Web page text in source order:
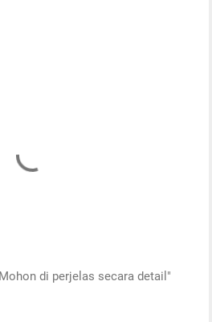
di perjelas secara detail"